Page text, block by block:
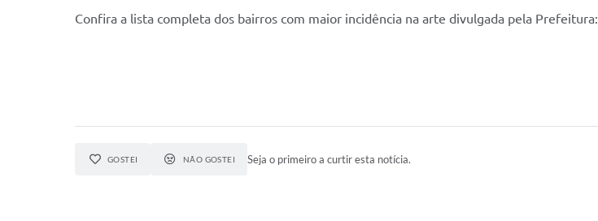
Confira a lista completa dos bairros com maior incidência na arte divulgada pela Prefeitura:
GOSTEI NÃO GOSTEI Seja o primeiro a curtir esta notícia.